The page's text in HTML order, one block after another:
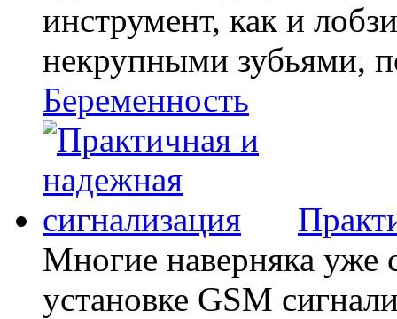
инструмент, как и
некрупными зубьями,
Беременность
Многие наверняка уже
установке GSM